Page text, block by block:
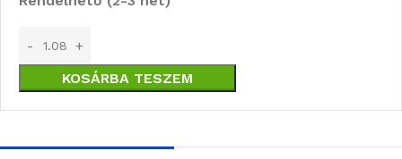
KOSÁRBA TESZEM